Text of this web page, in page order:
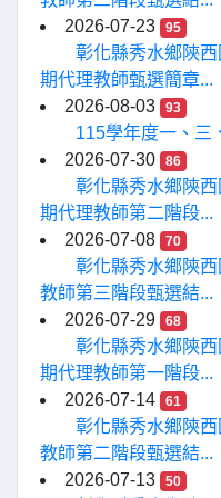
2026-07-23
95
彰化縣秀水鄉陝
期代理教師甄選簡章...
2026-08-03
93
115學年度一、三
2026-07-30
86
彰化縣秀水鄉陝
期代理教師第二階段...
2026-07-08
70
彰化縣秀水鄉陝
教師第三階段甄選結...
2026-07-29
68
彰化縣秀水鄉陝
期代理教師第一階段...
2026-07-14
61
彰化縣秀水鄉陝
教師第二階段甄選結...
2026-07-13
50